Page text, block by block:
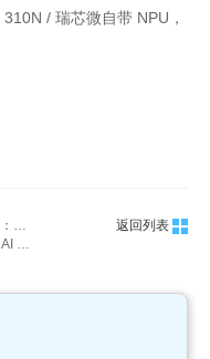
/ 瑞芯微自带 NPU，
返回列表